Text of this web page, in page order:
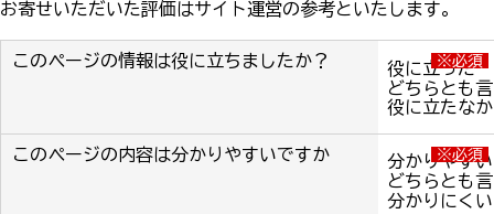
お寄せいただいた評価はサイト運営の参考といたします。
このページの情報は役に立ちましたか？ ※必須
役に立った
どちらとも
役に立たな
このページの内容は分かりやすいですか ※必須
分かりやすい
どちらとも
分かりにくい